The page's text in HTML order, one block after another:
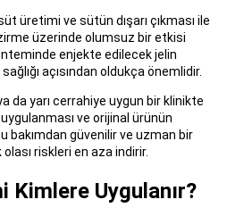
üretimi ve sütün dışarı çıkması ile
üzerinde olumsuz bir etkisi
enjekte edilecek jelin
açısından oldukça önemlidir.
da yarı cerrahiye uygun bir klinikte
ve orijinal ürünün
bakımdan güvenilir ve uzman bir
riskleri en aza indirir.
Uygulanır?